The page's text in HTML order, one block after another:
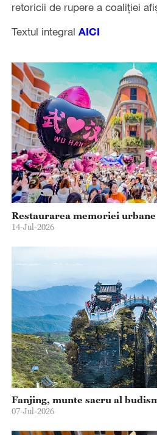
retoricii de rupere a coaliţiei
Textul integral AICI
Restaurarea memoriei urbane
14-Jul-2026
Fanjing, munte sacru al
07-Jul-2026